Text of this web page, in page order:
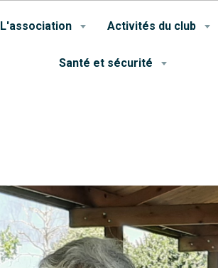
L'association Activités du club
Santé et sécurité